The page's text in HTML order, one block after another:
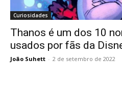
Curiosidades
Thanos é um dos 10
usados por fãs da
João Suhett - 2 de setembro de 2022